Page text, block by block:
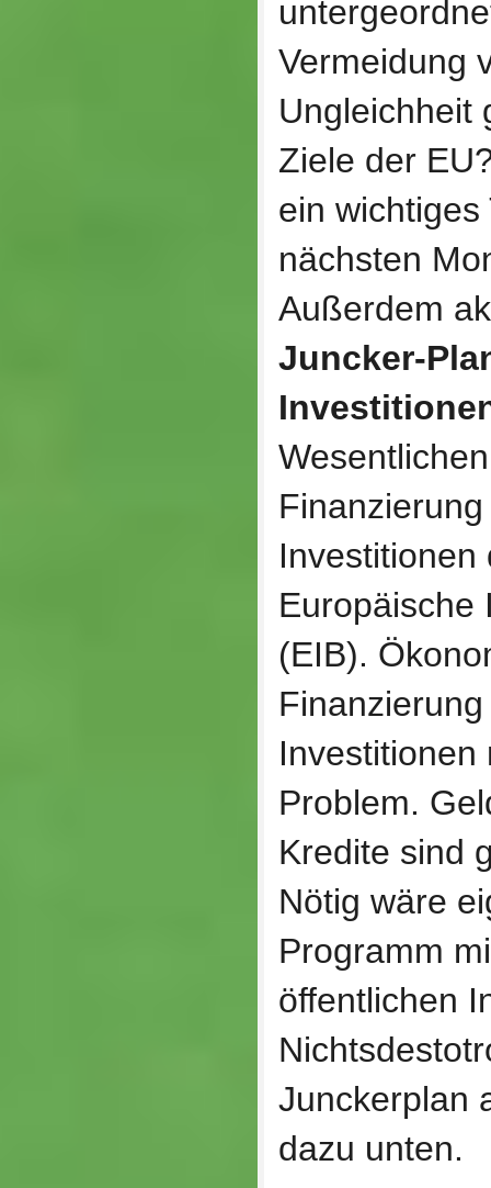
Vermeidung
Ungleichheit
Ziele der
ein
nächsten
Außerdem
Juncker-
Investitionen
Europäische
(EIB).
Investitionen
Problem.
Kredite sind
Nötig wäre
Programm
öffentlichen
Junckerplan
dazu unten.